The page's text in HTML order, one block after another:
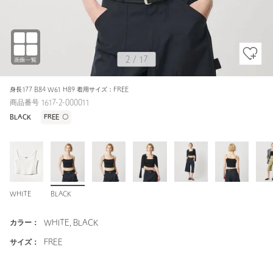
身長177 B84 W61 H89 着用サイズ：FREE
2 / 17
商品番号 1617-2-000011
BLACK FREE 〇
WHITE BLACK
カラー： WHITE, BLACK
サイズ： FREE